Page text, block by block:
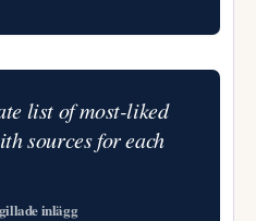
list of most-liked
sources for each
inlägg